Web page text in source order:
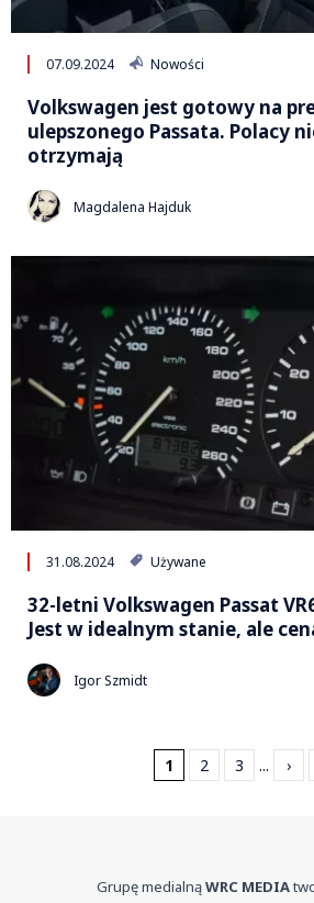
07.09.2024 Nowości
Volkswagen jest gotowy na
ulepszonego Passata. Polacy
otrzymają
Magdalena Hajduk
31.08.2024 Używane
32-letni Volkswagen Passat
Jest w idealnym stanie, ale
Igor Szmidt
1 2 3 ... ›
Grupę medialnąWRC MEDIA